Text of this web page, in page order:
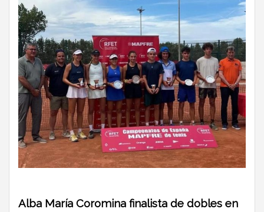
Alba María Coromina finalista de dobles en